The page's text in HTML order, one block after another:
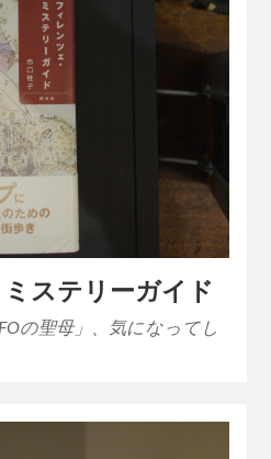
ステリーガイド
の聖母」、気になってし